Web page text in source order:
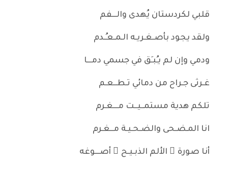
قلبي لكردستان يُهدى والـــفم
ولقد يجود بأصـغـريـه الـمـعـُـدم
ودمي وإن لم يـُبـِق في جسمي دمـــا
غـرثى جـراح من دمائي تـطــعـم
تلكم هدية مستمــيــت مـــغـرم
انا المـضـحى والضـحـيـة مــغـرم
أنا صورة ُ الألم الذبـيـح ِ أصـــوغه